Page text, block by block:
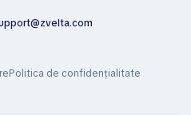
Politica de confidențialitate